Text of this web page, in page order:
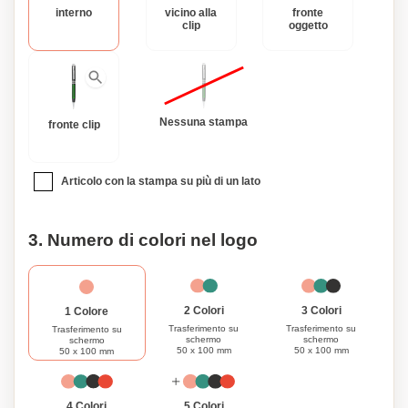
La copertina del taccuino è elegantemente confezionata in
una scatola regalo Swiss Peak, rendendola un regalo
perfetto per clienti VIP, dirigenti o colleghi. Aggiorna il tuo
stile professionale con questa copertina da taccuino e fai
un'impressione duratura.
interno
vicino alla
clip
fronte
oggetto
fronte clip Nessuna stampa
Articolo con la stampa su più di un lato
3. Numero di colori nel logo
1 Colore
Trasferimento su
schermo
50 x 100 mm
2 Colori
Trasferimento su
schermo
50 x 100 mm
3 Colori
Trasferimento su
schermo
50 x 100 mm